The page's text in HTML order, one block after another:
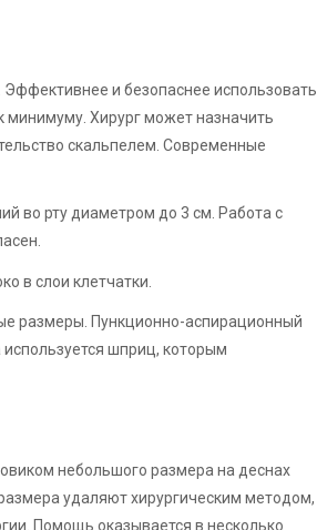
и безопаснее использовать
минимуму. Хирург может назначить
скальпелем. Современные
во рту диаметром до 3 см. Работа с
в слои клетчатки.
размеры. Пункционно-аспирационный
шприц, которым
небольшого размера на деснах
удаляют хирургическим методом,
Помощь оказывается в несколько